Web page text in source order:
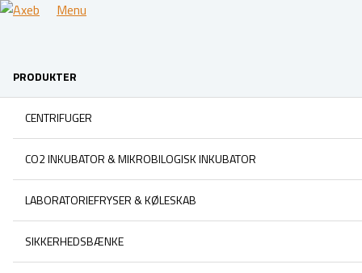
Menu
PRODUKTER
CENTRIFUGER
CO2 INKUBATOR & MIKROBILOGISK INKUBATOR
LABORATORIEFRYSER & KØLESKAB
SIKKERHEDSBÆNKE